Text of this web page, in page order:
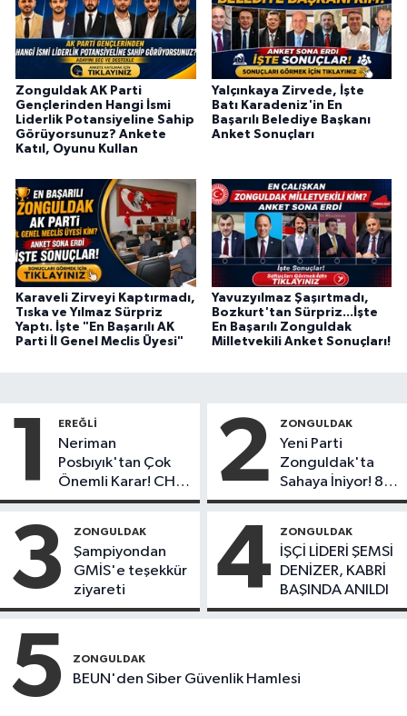
Zonguldak AK Parti
Gençlerinden Hangi İsmi
Liderlik Potansiyeline Sahip
Görüyorsunuz? Ankete
Katıl, Oyunu Kullan
Yalçınkaya Zirvede, İşte
Batı Karadeniz'in En
Başarılı Belediye Başkanı
Anket Sonuçları
Karaveli Zirveyi Kaptırmadı,
Tıska ve Yılmaz Sürpriz
Yaptı. İşte "En Başarılı AK
Parti İl Genel Meclis Üyesi"
Yavuzyılmaz Şaşırtmadı,
Bozkurt'tan Sürpriz...İşte
En Başarılı Zonguldak
Milletvekili Anket Sonuçları!
1 EREĞLI
Neriman
Posbıyık'tan Çok
Önemli Karar! CHP
mi Yeni Parti mi?
2 ZONGULDAK
Yeni Parti
Zonguldak'ta
Sahaya İniyor! 8
İlçede Kurucu
Başladı
3 ZONGULDAK
Şampiyondan
GMİS'e teşekkür
ziyareti
4 ZONGULDAK
İŞÇİ LİDERİ ŞEMSİ
DENİZER, KABRİ
BAŞINDA ANILDI
5 ZONGULDAK
BEUN'den Siber Güvenlik Hamlesi